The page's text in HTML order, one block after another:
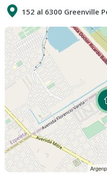
152 al 6300 Greenville